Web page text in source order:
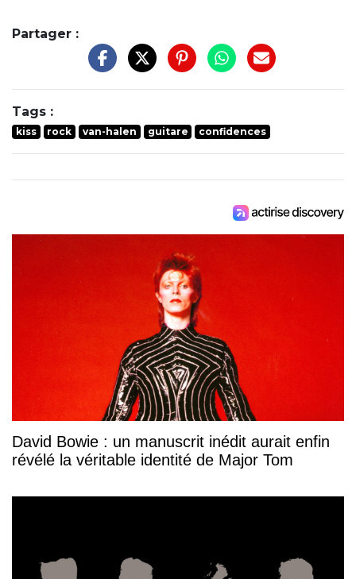
Partager :
Tags :
kiss rock van-halen guitare confidences
David Bowie : un manuscrit inédit aurait enfin
révélé la véritable identité de Major Tom